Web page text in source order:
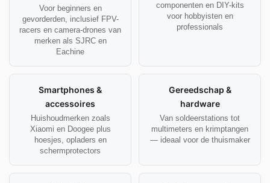
Voor beginners en
gevorderden, inclusief FPV-
racers en camera-drones van
merken als SJRC en
Eachine
componenten en DIY-kits
voor hobbyisten en
professionals
Smartphones &
accessoires
Huishoudmerken zoals
Xiaomi en Doogee plus
hoesjes, opladers en
schermprotectors
Gereedschap &
hardware
Van soldeerstations tot
multimeters en krimptangen
— ideaal voor de thuismaker